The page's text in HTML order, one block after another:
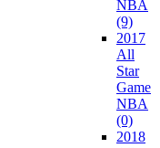
NBA
(9)
2017
All
Star
Game
NBA
(0)
2018